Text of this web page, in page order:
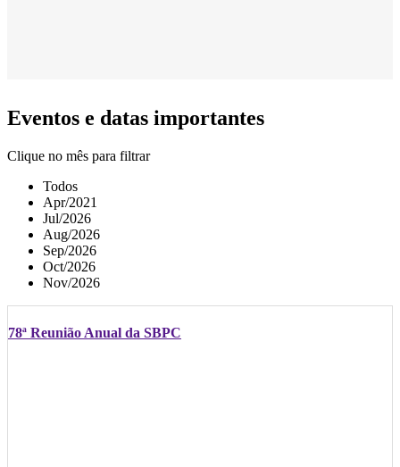
Eventos e datas importantes
Clique no mês para filtrar
Todos
Apr/2021
Jul/2026
Aug/2026
Sep/2026
Oct/2026
Nov/2026
78ª Reunião Anual da SBPC